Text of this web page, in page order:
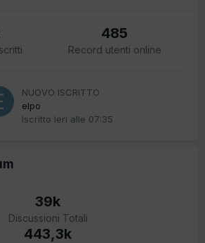
485
Record utenti online
NUOVO ISCRITTO
elpo
Iscritto Ieri alle 07:35
39k
Discussioni Totali
443,3k